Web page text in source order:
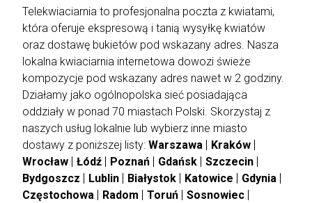
kwiaciarnia internetowa jest najlepsza na rynku.
Telekwiaciarnia to profesjonalna poczta z kwiatami,
która oferuje ekspresową i tanią wysyłkę kwiatów
oraz dostawę bukietów pod wskazany adres. Nasza
lokalna kwiaciarnia internetowa dowozi świeże
kompozycje pod wskazany adres nawet w 2 godziny.
Działamy jako ogólnopolska sieć posiadająca
oddziały w ponad 70 miastach Polski. Skorzystaj z
naszych usług lokalnie lub wybierz inne miasto
dostawy z poniższej listy: Warszawa
Kraków
Wrocław
Łódź Poznań Gdańsk
Szczecin
Bydgoszcz
Lublin Białystok Katowice
Gdynia
Częstochowa
Radom Toruń
Sosnowiec